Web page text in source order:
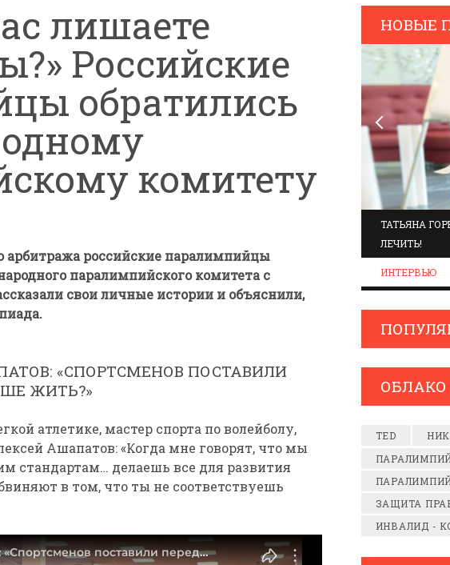
лишаете
Российские
обратились
комитету
российские паралимпийцы
паралимпийского комитета с
свои личные истории и объяснили,
«СПОРТСМЕНОВ ПОСТАВИЛИ
ЖИТЬ?»
атлетике, мастер спорта по волейболу,
Ашапатов: «Когда мне говорят, что мы
стандартам… делаешь все для развития
в том, что ты не соответствуешь
НОВЫЕ
ТАТЬЯНА
ЛЕЧИТЬ!
ИНТЕРВЬЮ
НАШЛА СЕБЯ В ИСКУССТВЕ
ИСКУССТВО 31 АВГ
ПО
12 СЕН 0
ОБЛАКО
TED
ЗАЩИТА
ИНВАЛИД -